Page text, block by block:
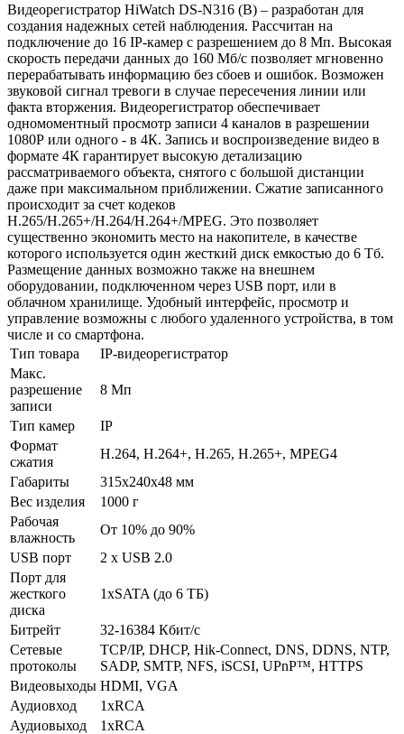
Видеорегистратор HiWatch DS-N316 (B) – разработан для
создания надежных сетей наблюдения. Рассчитан на
подключение до 16 IP-камер с разрешением до 8 Мп. Высокая
скорость передачи данных до 160 Мб/с позволяет мгновенно
перерабатывать информацию без сбоев и ошибок. Возможен
звуковой сигнал тревоги в случае пересечения линии или
факта вторжения. Видеорегистратор обеспечивает
одномоментный просмотр записи 4 каналов в разрешении
1080Р или одного - в 4К. Запись и воспроизведение видео в
формате 4К гарантирует высокую детализацию
рассматриваемого объекта, снятого с большой дистанции
даже при максимальном приближении. Сжатие записанного
происходит за счет кодеков
H.265/H.265+/H.264/H.264+/MPEG. Это позволяет
существенно экономить место на накопителе, в качестве
которого используется один жесткий диск емкостью до 6 Тб.
Размещение данных возможно также на внешнем
оборудовании, подключенном через USB порт, или в
облачном хранилище. Удобный интерфейс, просмотр и
управление возможны с любого удаленного устройства, в том
числе и со смартфона.
Тип товара
IP-видеорегистратор
Макс.
разрешение
записи
8 Мп
Тип камер
IP
Формат
сжатия
H.264, H.264+, H.265, H.265+, MPEG4
Габариты
315x240x48 мм
Вес изделия
1000 г
Рабочая
влажность
От 10% до 90%
USB порт
2 x USB 2.0
Порт для
жесткого
диска
1xSATA (до 6 ТБ)
Битрейт
32-16384 Кбит/с
Сетевые
протоколы
TCP/IP, DHCP, Hik-Connect, DNS, DDNS, NTP,
SADP, SMTP, NFS, iSCSI, UPnP™, HTTPS
Видеовыходы HDMI, VGA
Аудиовход
1хRCA
Аудиовыход
1хRCA